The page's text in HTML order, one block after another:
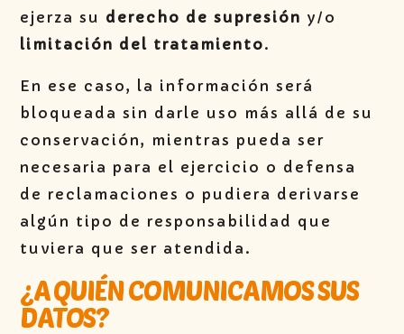
ejerza su derecho de supresión y/o
limitación del tratamiento.
En ese caso, la información será
bloqueada sin darle uso más allá de su
conservación, mientras pueda ser
necesaria para el ejercicio o defensa
de reclamaciones o pudiera derivarse
algún tipo de responsabilidad que
tuviera que ser atendida.
¿A QUIÉN COMUNICAMOS SUS
DATOS?